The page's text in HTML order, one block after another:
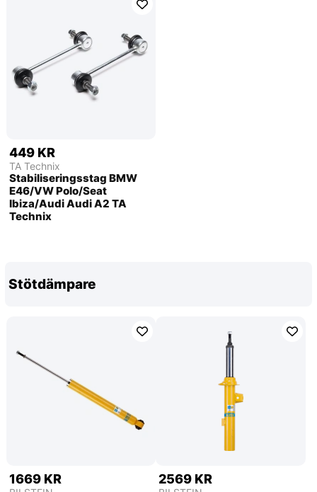
449 KR
TA Technix
Stabiliseringsstag BMW
E46/VW Polo/Seat
Ibiza/Audi Audi A2 TA
Technix
Stötdämpare
1669 KR 2569 KR